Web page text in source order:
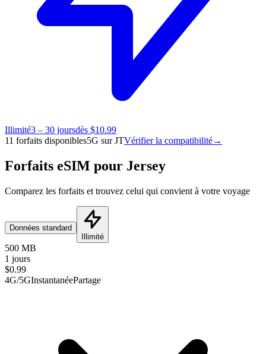
Illimité3 – 30 joursdès $10.99
11 forfaits disponibles5G sur JTVérifier la compatibilité→
Forfaits eSIM pour Jersey
Comparez les forfaits et trouvez celui qui convient à votre voyage
Données standard
Illimité
500 MB
1 jours
$0.99
4G/5GInstantanéePartage